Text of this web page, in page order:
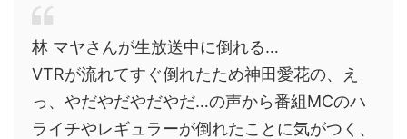
林 マヤさんが生放送中に倒れる…
VTRが流れてすぐ倒れたため神田愛花の、え
っ、やだやだやだやだ…の声から番組MCのハ
ライチやレギュラーが倒れたことに気がつく、